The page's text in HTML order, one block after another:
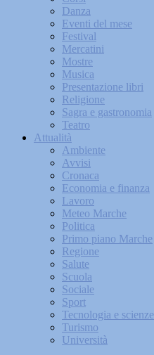
Danza
Eventi del mese
Festival
Mercatini
Mostre
Musica
Presentazione libri
Religione
Sagra e gastronomia
Teatro
Attualità
Ambiente
Avvisi
Cronaca
Economia e finanza
Lavoro
Meteo Marche
Politica
Primo piano Marche
Regione
Salute
Scuola
Sociale
Sport
Tecnologia e scienze
Turismo
Università